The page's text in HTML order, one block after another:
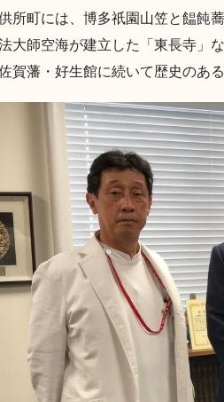
所町には、博多祇園山笠と饂飩
大師空海が建立した「東長寺」
賀藩・好生館に続いて歴史のあ